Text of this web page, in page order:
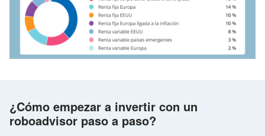
¿Cómo empezar a invertir con un
roboadvisor paso a paso?